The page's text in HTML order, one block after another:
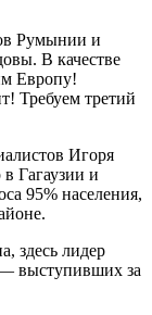
Румынии и
В качестве
Европу!
Требуем третий
Игоря
Гагаузии и
95% населения,
здесь лидер
выступивших за